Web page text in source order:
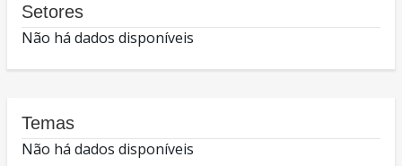
Setores
Não há dados disponíveis
Temas
Não há dados disponíveis